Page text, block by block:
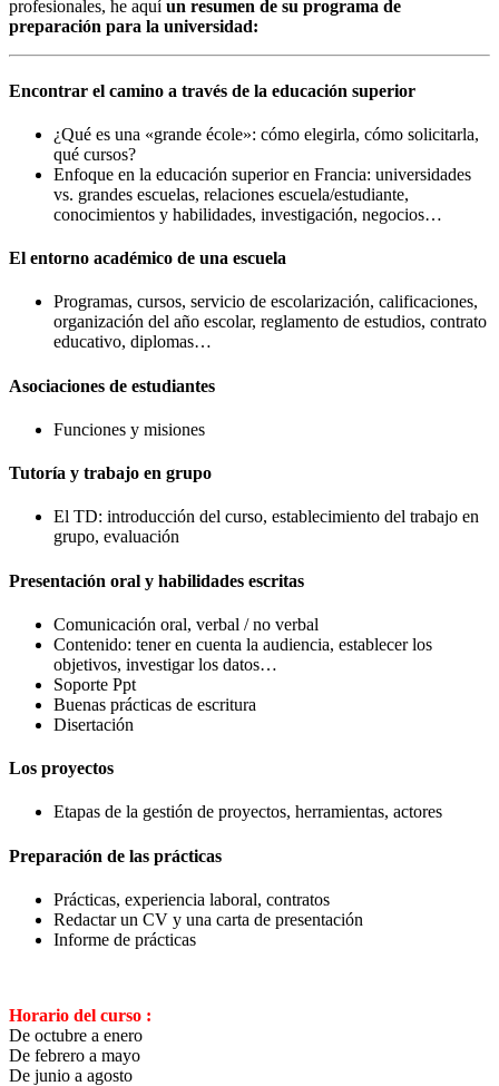
profesionales, he aquíun resumen de su programa de
preparación para la universidad:
Encontrar el camino a través de la educación superior
¿Qué es una «grande école»: cómo elegirla, cómo solicitarla,
qué cursos?
Enfoque en la educación superior en Francia: universidades
vs. grandes escuelas, relaciones escuela/estudiante,
conocimientos y habilidades, investigación, negocios…
El entorno académico de una escuela
Programas, cursos, servicio de escolarización, calificaciones,
organización del año escolar, reglamento de estudios, contrato
educativo, diplomas…
Asociaciones de estudiantes
Funciones y misiones
Tutoría y trabajo en grupo
El TD: introducción del curso, establecimiento del trabajo en
grupo, evaluación
Presentación oral y habilidades escritas
Comunicación oral, verbal / no verbal
Contenido: tener en cuenta la audiencia, establecer los
objetivos, investigar los datos…
Soporte Ppt
Buenas prácticas de escritura
Disertación
Los proyectos
Etapas de la gestión de proyectos, herramientas, actores
Preparación de las prácticas
Prácticas, experiencia laboral, contratos
Redactar un CV y una carta de presentación
Informe de prácticas
Horario del curso :
De octubre a enero
De febrero a mayo
De junio a agosto